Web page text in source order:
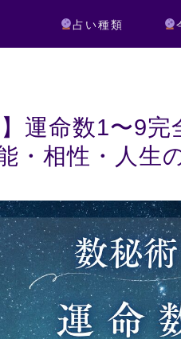
占い種類
】運命数1〜9
・相性・人生